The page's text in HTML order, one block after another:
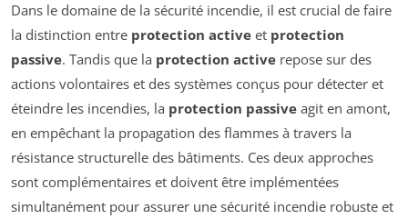
Dans le domaine de la sécurité incendie, il est crucial de faire
la distinction entre protection active et protection
passive. Tandis que la protection active repose sur des
actions volontaires et des systèmes conçus pour détecter et
éteindre les incendies, la protection passive agit en amont,
en empêchant la propagation des flammes à travers la
résistance structurelle des bâtiments. Ces deux approches
sont complémentaires et doivent être implémentées
simultanément pour assurer une sécurité incendie robuste et